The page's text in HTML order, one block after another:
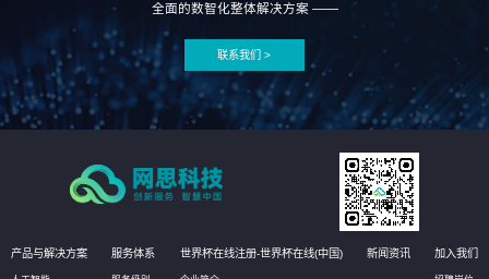
全面的数智化整体解决方案 ——
联系我们 >
产品与解决方案 服务体系 世界杯在线注册-世界杯在线(中国) 新闻资讯 加入我们